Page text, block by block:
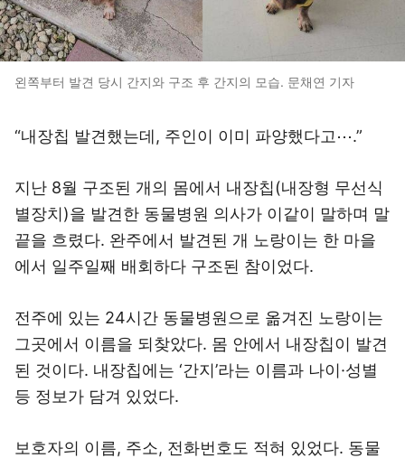
왼쪽부터 발견 당시 간지와 구조 후 간지의 모습. 문채연 기자
“내장칩 발견했는데, 주인이 이미 파양했다고⋯.”
지난 8월 구조된 개의 몸에서 내장칩(내장형 무선식
별장치)을 발견한 동물병원 의사가 이같이 말하며 말
끝을 흐렸다. 완주에서 발견된 개 노랑이는 한 마을
에서 일주일째 배회하다 구조된 참이었다.
전주에 있는 24시간 동물병원으로 옮겨진 노랑이는
그곳에서 이름을 되찾았다. 몸 안에서 내장칩이 발견
된 것이다. 내장칩에는 ‘간지’라는 이름과 나이·성별
등 정보가 담겨 있었다.
보호자의 이름, 주소, 전화번호도 적혀 있었다. 동물